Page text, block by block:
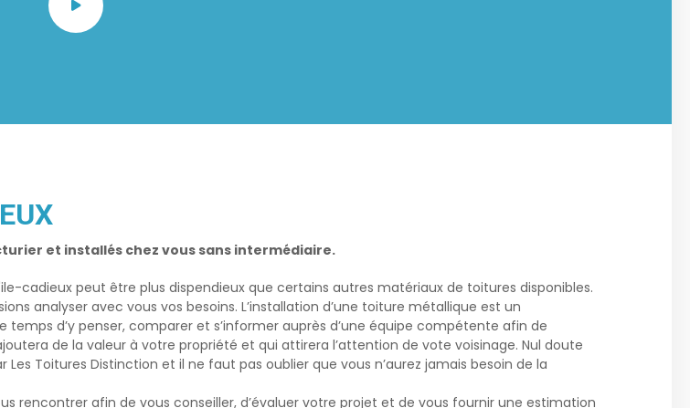
et installés chez vous sans intermédiaire.
cadieuxpeut être plus dispendieux que certains autres matériaux de toitures disponibles.
analyser avec vous vos besoins. L’installation d’une toiture métallique est un
d’y penser, comparer et s’informer auprès d’une équipe compétente afin de
de la valeur à votre propriété et qui attirera l’attention de vote voisinage. Nul doute
Toitures Distinction et il ne faut pas oublier que vous n’aurez jamais besoin de la
rencontrer afin de vous conseiller, d’évaluer votre projet et de vous fournir une estimation